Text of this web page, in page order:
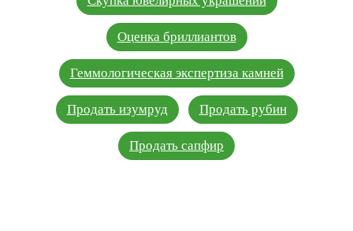
Оценка бриллиантов
Геммологическая экспертиза камней
Продать изумруд Продать рубин
Продать сапфир